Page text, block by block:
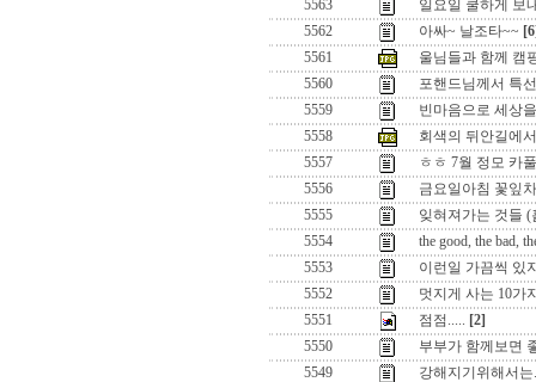
5563
일요일 쿨하게 보
5562
아싸~ 날조타~~
5561
울님들과 함께 캠
5560
포핸드님께서 특
5559
빈마음으로 세상
5558
회색의 뒤안길에서
5557
ㅎㅎ 7월 정모 카
5556
금요일아침 꽃잎
5555
잊혀져가는 것들 (
5554
the good, the bad,
5553
이런일 가끔씩 있
5552
멋지게 사는 10가
5551
점점..... [2]
5550
부부가 함께보면
5549
강해지기위해서는.